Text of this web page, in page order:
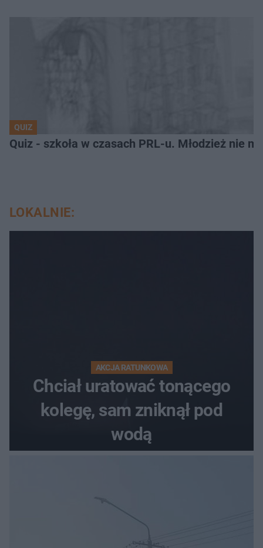
QUIZ
Quiz - szkoła w czasach PRL-u. Młodzież nie
LOKALNIE:
AKCJA RATUNKOWA
Chciał uratować tonącego
kolegę, sam zniknął pod
wodą